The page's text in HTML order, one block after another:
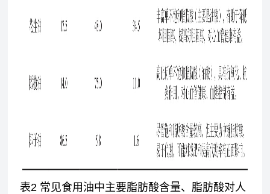
表2 常见食用油中主要脂肪酸含量、脂肪酸对人